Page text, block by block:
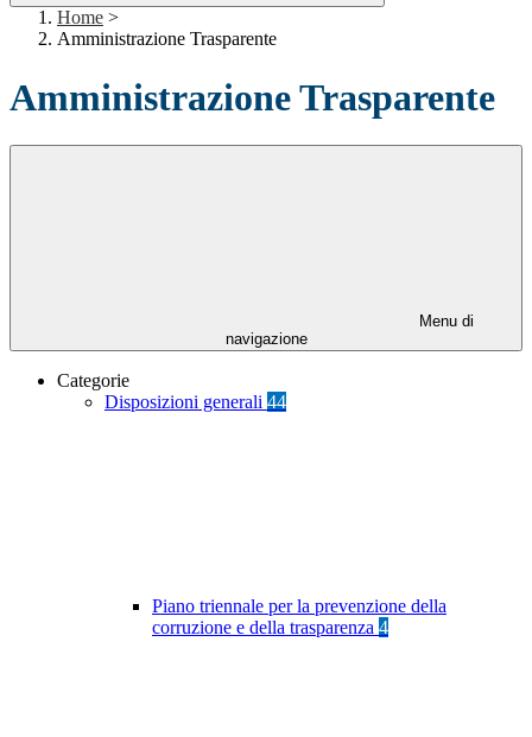
Home >
Amministrazione Trasparente
Amministrazione Trasparente
Menu di
navigazione
Categorie
Disposizioni generali 44
Piano triennale per la prevenzione della
corruzione e della trasparenza 4